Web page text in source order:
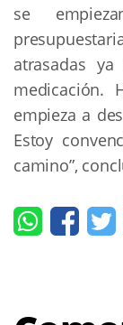
se
atrasadas
medicación.
empieza a
Estoy
camino”,